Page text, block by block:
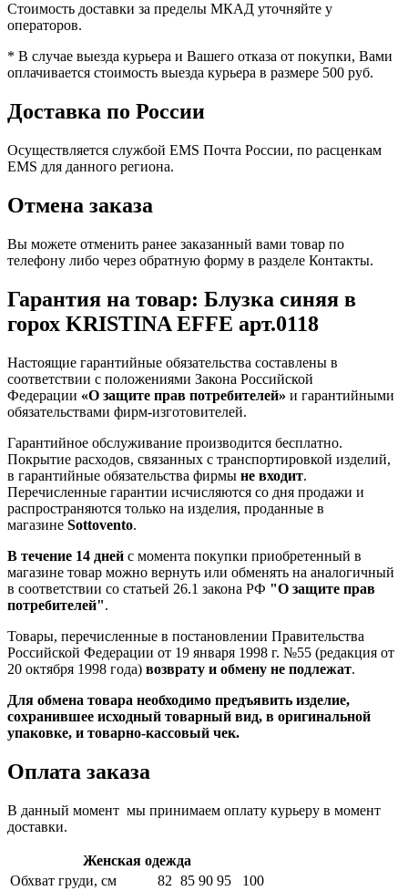
Стоимость доставки за пределы МКАД уточняйте у
операторов.
* В случае выезда курьера и Вашего отказа от покупки, Вами
оплачивается стоимость выезда курьера в размере 500 руб.
Доставка по России
Осуществляется службой EMS Почта России, по расценкам
EMS для данного региона.
Отмена заказа
Вы можете отменить ранее заказанный вами товар по
телефону либо через обратную форму в разделе Контакты.
Гарантия на товар: Блузка синяя в
горох KRISTINA EFFE арт.0118
Настоящие гарантийные обязательства составлены в
соответствии с положениями Закона Российской
Федерации «О защите прав потребителей» и гарантийными
обязательствами фирм-изготовителей.
Гарантийное обслуживание производится бесплатно.
Покрытие расходов, связанных с транспортировкой изделий,
в гарантийные обязательства фирмы не входит.
Перечисленные гарантии исчисляются со дня продажи и
распространяются только на изделия, проданные в
магазине Sottovento.
В течение 14 дней с момента покупки приобретенный в
магазине товар можно вернуть или обменять на аналогичный
в соответствии со статьей 26.1 закона РФ "О защите прав
потребителей".
Товары, перечисленные в постановлении Правительства
Российской Федерации от 19 января 1998 г. №55 (редакция от
20 октября 1998 года) возврату и обмену не подлежат.
Для обмена товара необходимо предъявить изделие,
сохранившее исходный товарный вид, в оригинальной
упаковке, и товарно-кассовый чек.
Оплата заказа
В данный момент мы принимаем оплату курьеру в момент
доставки.
Женская одежда
Обхват груди, см
82 85 90 95
100